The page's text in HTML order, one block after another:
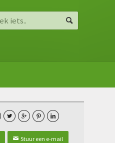
   
✉ Stuur een e-mail